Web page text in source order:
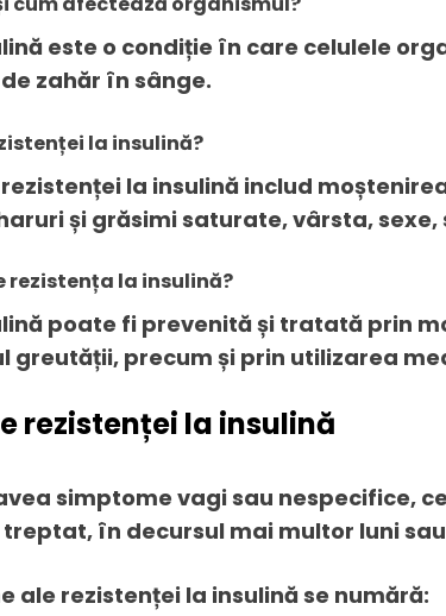
este o condiție în care celulele
zahăr în sânge.
la insulină?
rezistenței la insulină includ
și grăsimi saturate, vârsta,
la insulină?
poate fi prevenită și tratată prin
greutății, precum și prin utilizarea
rezistenței la insulină
simptome vagi sau nespecifice,
în decursul mai multor luni
ale rezistenței la insulină se numără: